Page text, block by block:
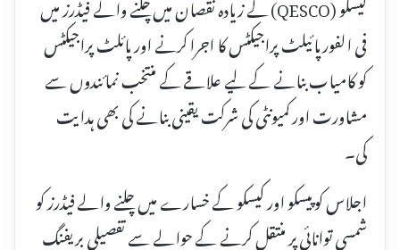
فی الفور پائیلٹ پراجیکٹس کا اجرا کرنے اور پائلٹ پراجیکٹس
کو کامیاب بنانے کے لیے علاقے کے منتخب نمائندوں سے
مشاورت اور کمیونٹی کی شرکت یقینی بنانے کی بھی ہدایت
کی۔
اجلاس کو پیسکو اور کیسکو کے خسارے میں چلنے والے فیڈرز کو
شمسی توانائی پر منتقل کرنے کے حوالے سے تفصیلی بریفنگ